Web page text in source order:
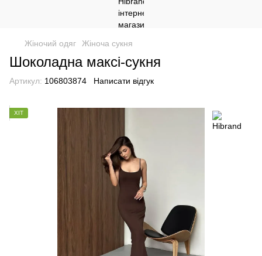
Жіночий одяг Жіноча сукня
Шоколадна максі-сукня
Артикул: 106803874 Написати відгук
ХІТ